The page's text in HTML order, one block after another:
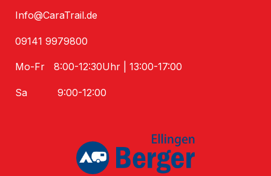
Info@CaraTrail.de
09141 9979800
Mo-Fr 8:00-12:30Uhr | 13:00-17:00
Sa 9:00-12:00